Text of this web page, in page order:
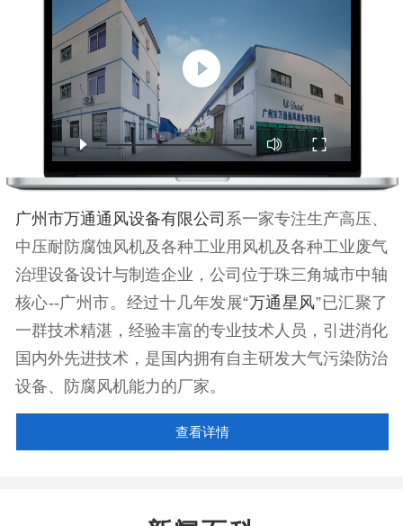
广州市万通通风设备有限公司 系一家专注生产高压、
中压耐防腐蚀风机及各种工业用风机及各种工业废气
治理设备设计与制造企业，公司位于珠三角城市中轴
核心--广州市。经过十几年发展“万通星风”已汇聚了
一群技术精湛，经验丰富的专业技术人员，引进消化
国内外先进技术，是国内拥有自主研发大气污染防治
设备、防腐风机能力的厂家。
查看详情